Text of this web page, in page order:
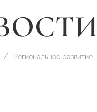
Региональное развитие